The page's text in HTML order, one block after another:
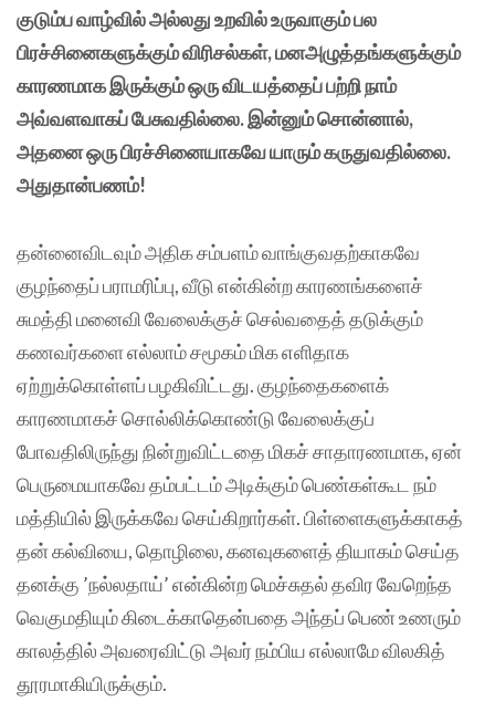
குடும்ப வாழ்வில் அல்லது உறவில் உருவாகும் பல
பிரச்சினைகளுக்கும் விரிசல்கள், மனஅழுத்தங்களுக்கும்
காரணமாக இருக்கும் ஒரு விடயத்தைப் பற்றி நாம்
அவ்வளவாகப் பேசுவதில்லை. இன்னும் சொன்னால்,
அதனை ஒரு பிரச்சினையாகவே யாரும் கருதுவதில்லை.
அதுதான்பணம்!
தன்னைவிடவும் அதிக சம்பளம் வாங்குவதற்காகவே
குழந்தைப் பராமரிப்பு, வீடு என்கின்ற காரணங்களைச்
சுமத்தி மனைவி வேலைக்குச் செல்வதைத் தடுக்கும்
கணவர்களை எல்லாம் சமூகம் மிக எளிதாக
ஏற்றுக்கொள்ளப் பழகிவிட்டது. குழந்தைகளைக்
காரணமாகச் சொல்லிக்கொண்டு வேலைக்குப்
போவதிலிருந்து நின்றுவிட்டதை மிகச் சாதாரணமாக, ஏன்
பெருமையாகவே தம்பட்டம் அடிக்கும் பெண்கள்கூட நம்
மத்தியில் இருக்கவே செய்கிறார்கள். பிள்ளைகளுக்காகத்
தன் கல்வியை, தொழிலை, கனவுகளைத் தியாகம் செய்த
தனக்கு ’நல்லதாய்’ என்கின்ற மெச்சுதல் தவிர வேறெந்த
வெகுமதியும் கிடைக்காதென்பதை அந்தப் பெண் உணரும்
காலத்தில் அவரைவிட்டு அவர் நம்பிய எல்லாமே விலகித்
தூரமாகியிருக்கும்.